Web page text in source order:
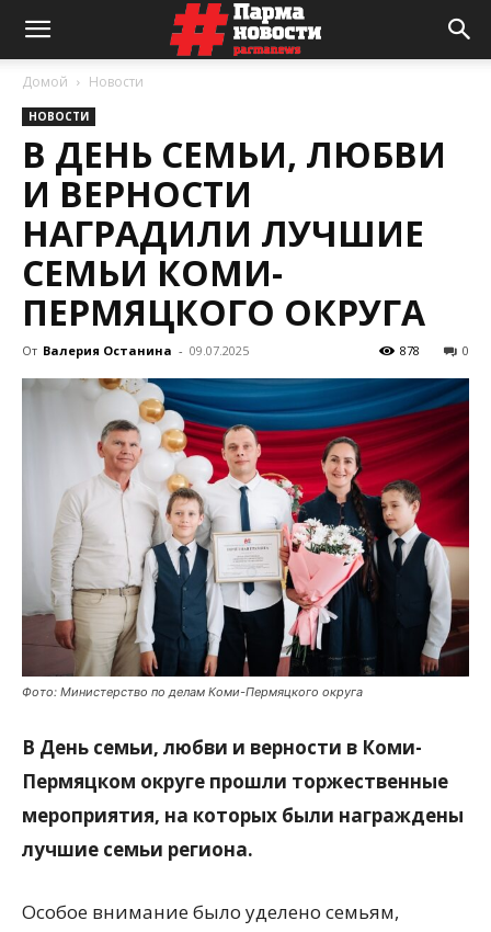
Домой Новости
НОВОСТИ
В ДЕНЬ СЕМЬИ, ЛЮБВИ
И ВЕРНОСТИ
НАГРАДИЛИ ЛУЧШИЕ
СЕМЬИ КОМИ-
ПЕРМЯЦКОГО ОКРУГА
От Валерия Останина - 09.07.2025 0
878
Фото: Министерство по делам Коми-Пермяцкого округа
В День семьи, любви и верности в Коми-
Пермяцком округе прошли торжественные
мероприятия, на которых были награждены
лучшие семьи региона.
Особое внимание было уделено семьям,